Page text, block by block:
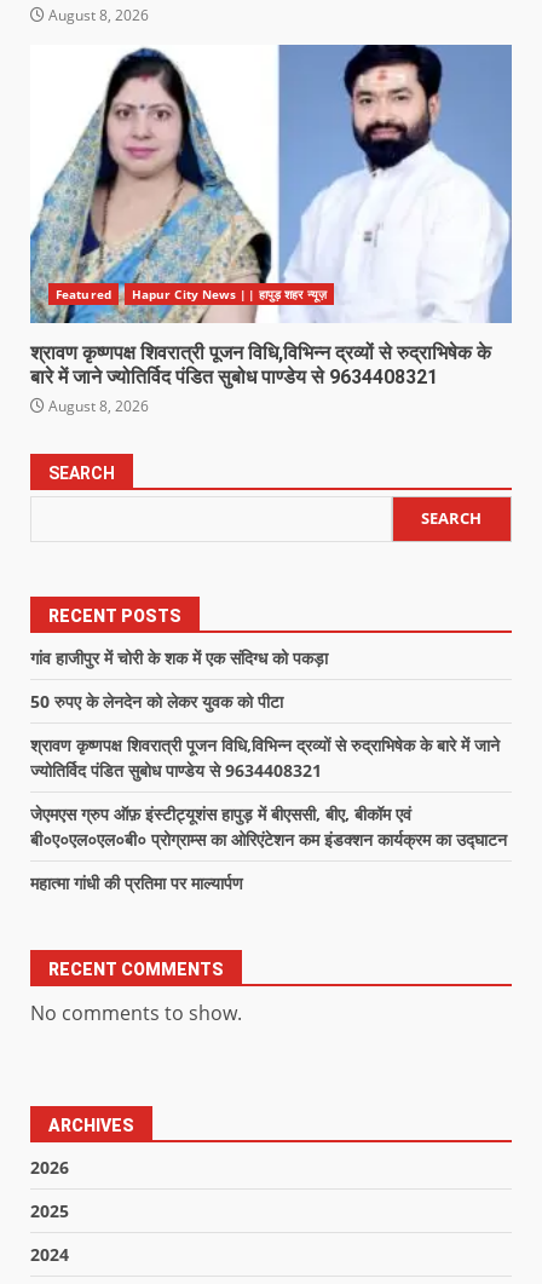
August 8, 2026
Featured Hapur City News || हापुड़ शहर न्यूज़
श्रावण कृष्णपक्ष शिवरात्री पूजन विधि,विभिन्न द्रव्यों से रुद्राभिषेक के
बारे में जाने ज्योतिर्विद पंडित सुबोध पाण्डेय से 9634408321
August 8, 2026
SEARCH
SEARCH
RECENT POSTS
गांव हाजीपुर में चोरी के शक में एक संदिग्ध को पकड़ा
50 रुपए के लेनदेन को लेकर युवक को पीटा
श्रावण कृष्णपक्ष शिवरात्री पूजन विधि,विभिन्न द्रव्यों से रुद्राभिषेक के बारे में जाने
ज्योतिर्विद पंडित सुबोध पाण्डेय से 9634408321
जेएमएस ग्रुप ऑफ़ इंस्टीट्यूशंस हापुड़ में बीएससी, बीए, बीकॉम एवं
बी०ए०एल०एल०बी० प्रोग्राम्स का ओरिएंटेशन कम इंडक्शन कार्यक्रम का उद्घाटन
महात्मा गांधी की प्रतिमा पर माल्यार्पण
RECENT COMMENTS
No comments to show.
ARCHIVES
2026
2025
2024